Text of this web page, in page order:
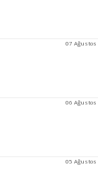
07 Ağustos
06 Ağustos
05 Ağustos